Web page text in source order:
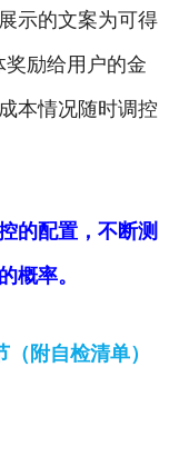
展示的文案为可得
励给用户的金
本情况随时调控
的配置，不断测
概率。